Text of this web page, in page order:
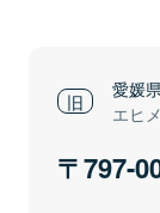
愛媛県
エヒ
797-